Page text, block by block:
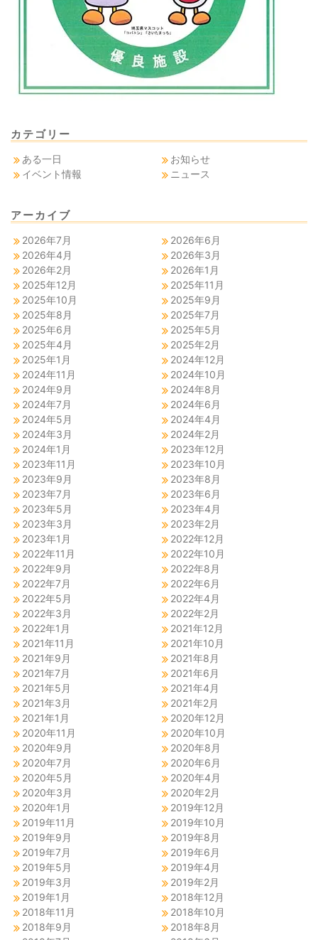
カテゴリー
ある一日
お知らせ
イベント情報
ニュース
アーカイブ
2026年7月
2026年6月
2026年4月
2026年3月
2026年2月
2026年1月
2025年12月
2025年11月
2025年10月
2025年9月
2025年8月
2025年7月
2025年6月
2025年5月
2025年4月
2025年2月
2025年1月
2024年12月
2024年11月
2024年10月
2024年9月
2024年8月
2024年7月
2024年6月
2024年5月
2024年4月
2024年3月
2024年2月
2024年1月
2023年12月
2023年11月
2023年10月
2023年9月
2023年8月
2023年7月
2023年6月
2023年5月
2023年4月
2023年3月
2023年2月
2023年1月
2022年12月
2022年11月
2022年10月
2022年9月
2022年8月
2022年7月
2022年6月
2022年5月
2022年4月
2022年3月
2022年2月
2022年1月
2021年12月
2021年11月
2021年10月
2021年9月
2021年8月
2021年7月
2021年6月
2021年5月
2021年4月
2021年3月
2021年2月
2021年1月
2020年12月
2020年11月
2020年10月
2020年9月
2020年8月
2020年7月
2020年6月
2020年5月
2020年4月
2020年3月
2020年2月
2020年1月
2019年12月
2019年11月
2019年10月
2019年9月
2019年8月
2019年7月
2019年6月
2019年5月
2019年4月
2019年3月
2019年2月
2019年1月
2018年12月
2018年11月
2018年10月
2018年9月
2018年8月